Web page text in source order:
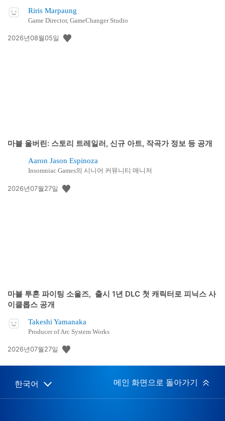
Riris Marpaung
Game Director, GameChanger Studio
공
2026년08월05일
마블 울버린: 스토리 트레일러, 신규 아트, 작곡가 정보 등 공개
Aaron Jason Espinoza
Insomniac Games의 시니어 커뮤니티 매니저
공
2026년07월27일
마블 투혼 파이팅 소울즈, 출시 1년 DLC 첫 캐릭터로 피닉스 사
이클롭스 공개
Takeshi Yamanaka
Producer of Arc System Works
공
일:
2026년07월27일
Select
Current
한국어 메인 화면으로 돌아가기